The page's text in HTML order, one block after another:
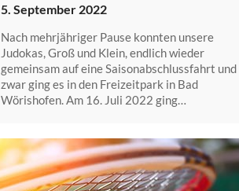
5. September 2022
Nach mehrjähriger Pause konnten unsere
Judokas, Groß und Klein, endlich wieder
gemeinsam auf eine Saisonabschlussfahrt und
zwar ging es in den Freizeitpark in Bad
Wörishofen. Am 16. Juli 2022 ging…